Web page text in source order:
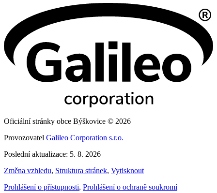
Oficiální stránky obce Býškovice © 2026
Provozovatel Galileo Corporation s.r.o.
Poslední aktualizace: 5. 8. 2026
Změna vzhledu, Struktura stránek, Vytisknout
Prohlášení o přístupnosti, Prohlášení o ochraně soukromí